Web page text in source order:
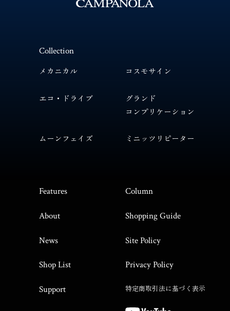
Collection
メカニカル
グランド
コンプリケーション
ミニッツリピーター
エコ・ドライブ
コスモサイン
ムーンフェイズ
Features
About
News
Shop List
Support
Column
Shopping Guide
Site Policy
Privacy Policy
特定商取引法に基づく表示